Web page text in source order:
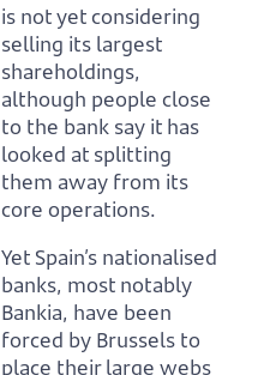
is not yet considering
selling its largest
shareholdings,
although people close
to the bank say it has
looked at splitting
them away from its
core operations.
Yet Spain’s nationalised
banks, most notably
Bankia, have been
forced by Brussels to
place their large webs